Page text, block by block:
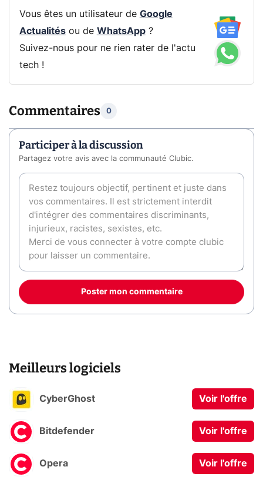
Vous êtes un utilisateur de Google
Actualitésou de WhatsApp?
Suivez-nous pour ne rien rater de l'actu
tech !
Commentaires 0
Participer à la discussion
Partagez votre avis avec la communauté Clubic.
Poster mon commentaire
Meilleurs logiciels
CyberGhost Voir l'offre
Bitdefender Voir l'offre
Opera Voir l'offre